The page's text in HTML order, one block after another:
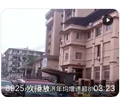
8925 次播放 03:23